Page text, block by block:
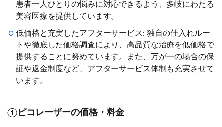
患者一人ひとりの悩みに対応できるよう、多岐にわたる
美容医療を提供しています。
低価格と充実したアフターサービス: 独自の仕入れルー
トや徹底した価格調査により、高品質な治療を低価格で
提供することに努めています。また、万が一の場合の保
証や返金制度など、アフターサービス体制も充実させて
います。
①ピコレーザーの価格・料金